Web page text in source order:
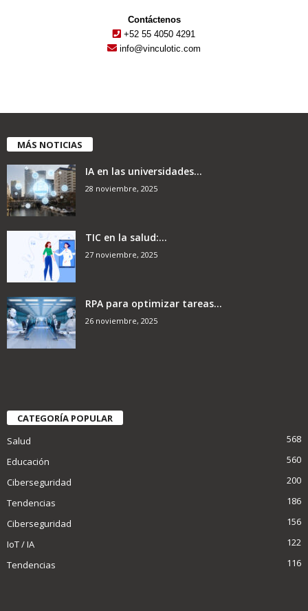
Contáctenos
+52 55 4050 4291
info@vinculotic.com
MÁS NOTICIAS
IA en las universidades...
28 noviembre, 2025
TIC en la salud:...
27 noviembre, 2025
RPA para optimizar tareas...
26 noviembre, 2025
CATEGORÍA POPULAR
Salud
568
Educación
560
Ciberseguridad
200
Tendencias
186
Ciberseguridad
156
IoT / IA
122
Tendencias
116